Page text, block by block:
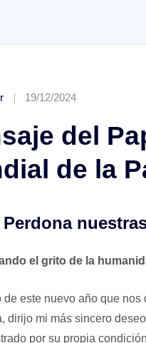
19/12/2024
del
de la
Perdona
el grito de la
de este nuevo año que
dirijo mi más sincero
por su propia